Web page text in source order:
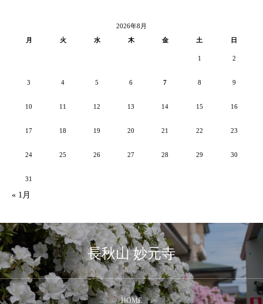
2026年8月
月
火 水 木 金 土 日
1 2
3 4 5 6 7 8 9
10 11 12 13 14 15 16
17 18 19 20 21 22 23
24 25 26 27 28 29 30
31
« 1月
長秋山 妙元寺
HOME